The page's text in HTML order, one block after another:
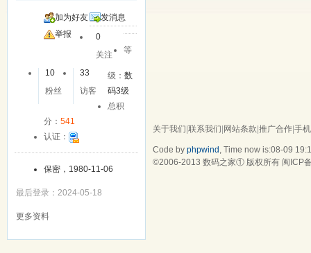
加为好友
发消息
举报
0
关注
10
粉丝
33
访客
等
级：数
码3级
总积
分： 541
认证：
保密，1980-11-06
最后登录：2024-05-18
更多资料
关于我们 联系我们 网站条款 推广合作 手
Code by phpwind , Time now is:08-09
©2006-2013 数码之家① 版权所有 闽ICP